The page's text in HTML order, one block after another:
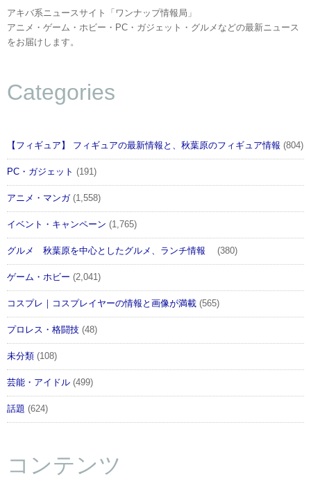
アキバ系ニュースサイト「ワンナップ情報局」
アニメ・ゲーム・ホビー・PC・ガジェット・グルメなどの最新ニュース
をお届けします。
Categories
【フィギュア】 フィギュアの最新情報と、秋葉原のフィギュア情報 (804)
PC・ガジェット (191)
アニメ・マンガ(1,558)
イベント・キャンペーン (1,765)
グルメ 秋葉原を中心としたグルメ、ランチ情報 (380)
ゲーム・ホビー (2,041)
コスプレ｜コスプレイヤーの情報と画像が満載 (565)
プロレス・格闘技 (48)
未分類 (108)
芸能・アイドル (499)
話題 (624)
コンテンツ